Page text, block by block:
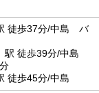
徒歩37分/中島 バ
駅 徒歩39分/中島
徒歩45分/中島